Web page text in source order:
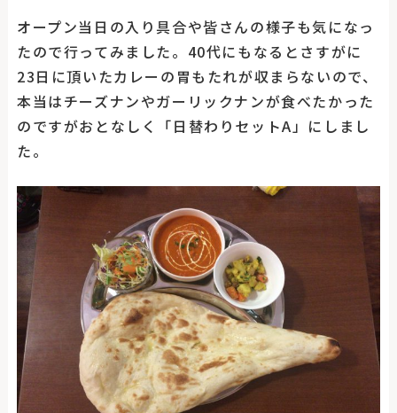
オープン当日の入り具合や皆さんの様子も気になっ
たので行ってみました。40代にもなるとさすがに
23日に頂いたカレーの胃もたれが収まらないので、
本当はチーズナンやガーリックナンが食べたかった
のですがおとなしく「日替わりセットA」にしまし
た。